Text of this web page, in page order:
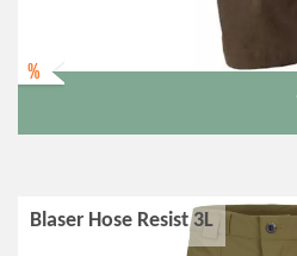
%
Blaser Hose Resist 3L